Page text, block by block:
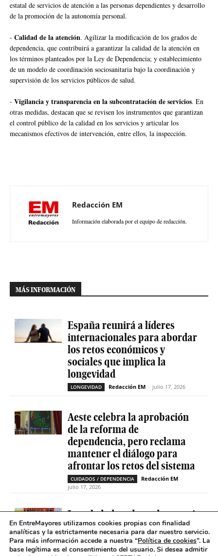
estatal de servicios de atención a las personas dependientes y desarrollo
de la promoción de la autonomía personal.
- Calidad de la atención. Agilizar la modificación de los grados de
dependencia, que contribuirá a garantizar la calidad de la atención en
los términos planteados por la Ley de Dependencia; y establecimiento
de un modelo de coordinación sociosanitaria bajo la coordinación y
supervisión de los servicios públicos de salud.
- Vigilancia y transparencia en la subcontratación de servicios. En
otras medidas, destacan que se revisen los instrumentos que garantizan
el control público de la calidad en los servicios y articular los
mecanismos efectivos de intervención, entre ellos, la inspección.
Redacción EM
Información elaborada por el equipo de redacción.
MÁS INFORMACIÓN
España reunirá a líderes
internacionales para abordar
los retos económicos y
sociales que implica la
longevidad
LONGEVIDAD Redacción EM - julio 17, 2026
Aeste celebra la aprobación
de la reforma de
dependencia, pero reclama
mantener el diálogo para
afrontar los retos del sistema
CUIDADOS / DEPENDENCIA Redacción EM -
julio 17, 2026
La soledad no deseada es casi
cinco veces superior entre
personas que tienen
problemas de salud mental
En EntreMayores utilizamos cookies propias con finalidad
analíticas y la estrictamente necesaria para dar nuestro servicio.
Para más información accede a nuestra “Política de cookies”. La
base legítima es el consentimiento del usuario. Si desea admitir